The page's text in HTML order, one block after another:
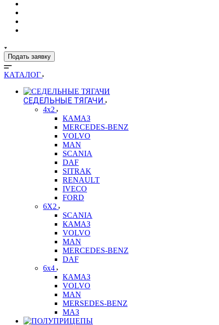
Подать заявку
КАТАЛОГ
СЕДЕЛЬНЫЕ ТЯГАЧИ
4x2
КАМАЗ
MERCEDES-BENZ
VOLVO
MAN
SCANIA
DAF
SITRAK
RENAULT
IVECO
FORD
6X2
SCANIA
КАМАЗ
VOLVO
MAN
MERCEDES-BENZ
DAF
6x4
КАМАЗ
VOLVO
MAN
MERSEDES-BENZ
МАЗ